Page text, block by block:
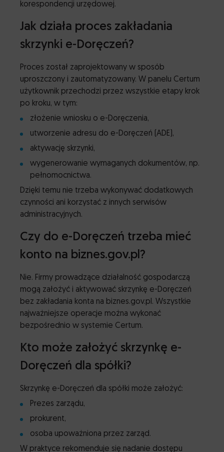
korespondencji urzędowej.
Jak działa proces zakładania
skrzynki e-Doręczeń?
Proces został zaprojektowany w sposób
uproszczony i zautomatyzowany. W panelu Certum
użytkownik przechodzi przez wszystkie etapy krok
po kroku, w tym:
złożenie wniosku o e-Doręczenia,
utworzenie adresu do e-Doręczeń (ADE),
aktywację skrzynki,
wygenerowanie wymaganych dokumentów, np.
pełnomocnictwa.
Dzięki temu nie trzeba wykonywać dodatkowych
czynności ani korzystać z innych serwisów
administracyjnych.
Czy do e-Doręczeń trzeba mieć
konto na biznes.gov.pl?
Nie. Firmy prowadzące działalność gospodarczą
mogą założyć i aktywować skrzynkę e-Doręczeń
bez zakładania konta na biznes.gov.pl. Wszystkie
najważniejsze operacje można wykonać
bezpośrednio w systemie Certum.
Kto może założyć skrzynkę e-
Doręczeń dla spółki?
Skrzynkę e-Doręczeń dla spółki może założyć:
Prezes zarządu,
prokurent,
osoba upoważniona przez zarząd.
W praktyce rekomenduje się nadanie dostępu